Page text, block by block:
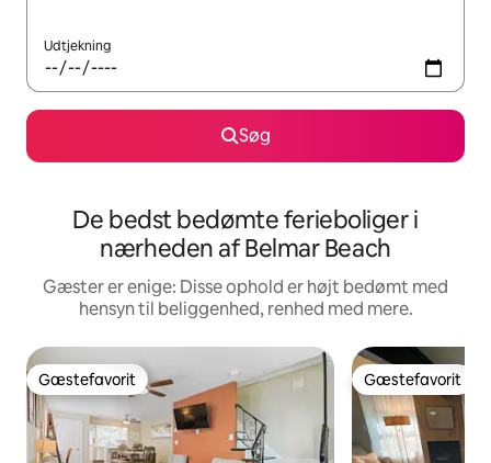
Udtjekning
Søg
De bedst bedømte ferieboliger i
nærheden af Belmar Beach
Gæster er enige: Disse ophold er højt bedømt med
hensyn til beliggenhed, renhed med mere.
Gæstefavorit
Gæstefavorit Gæstefavorit
Gæstefavorit